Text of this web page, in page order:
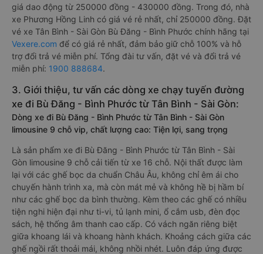
giá dao động từ 250000 đồng - 430000 đồng. Trong đó, nhà
xe Phương Hồng Linh có giá vé rẻ nhất, chỉ 250000 đồng. Đặt
vé xe Tân Bình - Sài Gòn Bù Đăng - Bình Phước chính hãng tại
Vexere.com để có giá rẻ nhất, đảm bảo giữ chỗ 100% và hỗ
trợ đổi trả vé miễn phí. Tổng đài tư vấn, đặt vé và đổi trả vé
miễn phí: 1900 888684.
3. Giới thiệu, tư vấn các dòng xe chạy tuyến đường
xe đi Bù Đăng - Bình Phước từ Tân Bình - Sài Gòn:
Dòng xe đi Bù Đăng - Bình Phước từ Tân Bình - Sài Gòn
limousine 9 chỗ vip, chất lượng cao: Tiện lợi, sang trọng
Là sản phẩm xe đi Bù Đăng - Bình Phước từ Tân Bình - Sài
Gòn limousine 9 chỗ cải tiến từ xe 16 chỗ. Nội thất được làm
lại với các ghế bọc da chuẩn Châu Âu, không chỉ êm ái cho
chuyến hành trình xa, mà còn mát mẻ và không hề bị hầm bí
như các ghế bọc da bình thường. Kèm theo các ghế có nhiều
tiện nghi hiện đại như ti-vi, tủ lạnh mini, ổ cắm usb, đèn đọc
sách, hệ thống âm thanh cao cấp. Có vách ngăn riêng biệt
giữa khoang lái và khoang hành khách. Khoảng cách giữa các
ghế ngồi rất thoải mái, không nhồi nhét. Luôn đáp ứng được